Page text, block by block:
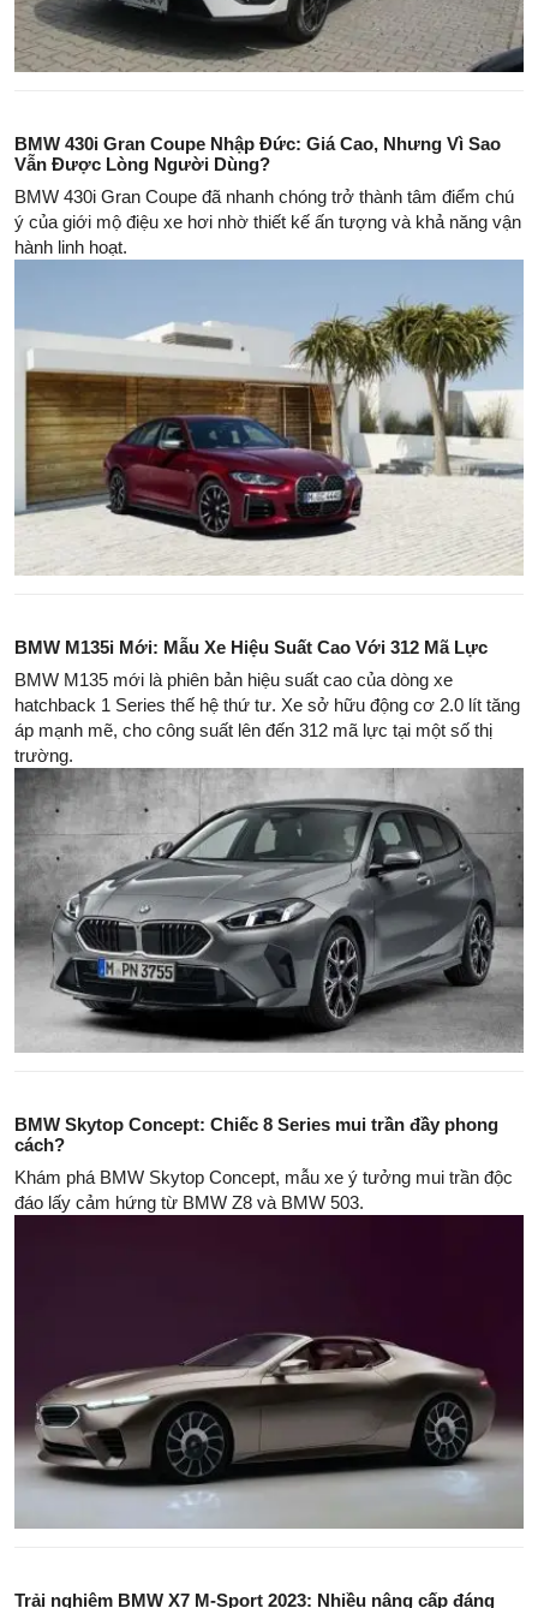
BMW 430i Gran Coupe Nhập Đức: Giá Cao, Nhưng Vì Sao
Vẫn Được Lòng Người Dùng?
BMW 430i Gran Coupe đã nhanh chóng trở thành tâm điểm chú
ý của giới mộ điệu xe hơi nhờ thiết kế ấn tượng và khả năng vận
hành linh hoạt.
BMW M135i Mới: Mẫu Xe Hiệu Suất Cao Với 312 Mã Lực
BMW M135 mới là phiên bản hiệu suất cao của dòng xe
hatchback 1 Series thế hệ thứ tư. Xe sở hữu động cơ 2.0 lít tăng
áp mạnh mẽ, cho công suất lên đến 312 mã lực tại một số thị
trường.
BMW Skytop Concept: Chiếc 8 Series mui trần đầy phong
cách?
Khám phá BMW Skytop Concept, mẫu xe ý tưởng mui trần độc
đáo lấy cảm hứng từ BMW Z8 và BMW 503.
Trải nghiệm BMW X7 M-Sport 2023: Nhiều nâng cấp đáng